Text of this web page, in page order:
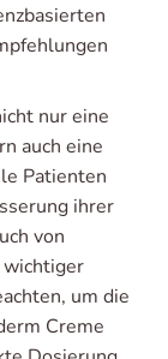
nur eine
auch eine
Patienten
ihrer
von
um die
Creme